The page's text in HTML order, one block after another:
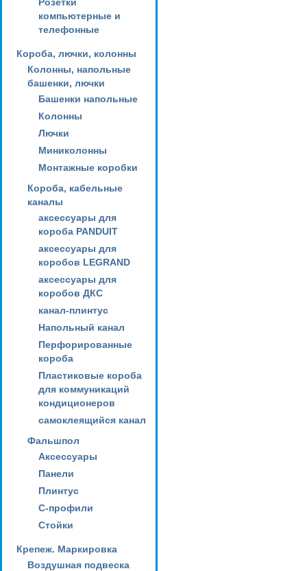
компьютерные и
телефонные
Короба, лючки, колонны
Колонны, напольные
башенки, лючки
Башенки напольные
Колонны
Лючки
Миниколонны
Монтажные коробки
Короба, кабельные
каналы
аксессуары для
короба PANDUIT
аксессуары для
коробов LEGRAND
аксессуары для
коробов ДКС
канал-плинтус
Напольный канал
Перфорированные
короба
Пластиковые короба
для коммуникаций
кондиционеров
самоклеящийся канал
Фальшпол
Аксессуары
Панели
Плинтус
С-профили
Стойки
Крепеж. Маркировка
Воздушная подвеска